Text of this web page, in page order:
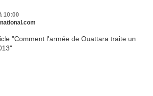
10:00